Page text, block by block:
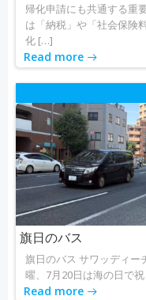
帰化申請にも共通する重
は「納税」や「社会保険
化 […]
Read more
旗日のバス
旗日のバス サワッディー
曜、7月20日は海の日で
Read more